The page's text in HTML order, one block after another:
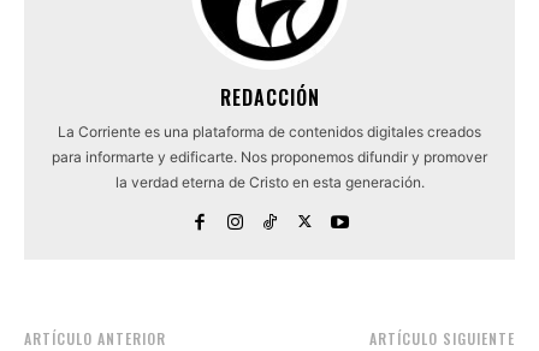
REDACCIÓN
La Corriente es una plataforma de contenidos digitales creados
para informarte y edificarte. Nos proponemos difundir y promover
la verdad eterna de Cristo en esta generación.
ARTÍCULO ANTERIOR ARTÍCULO SIGUIENTE